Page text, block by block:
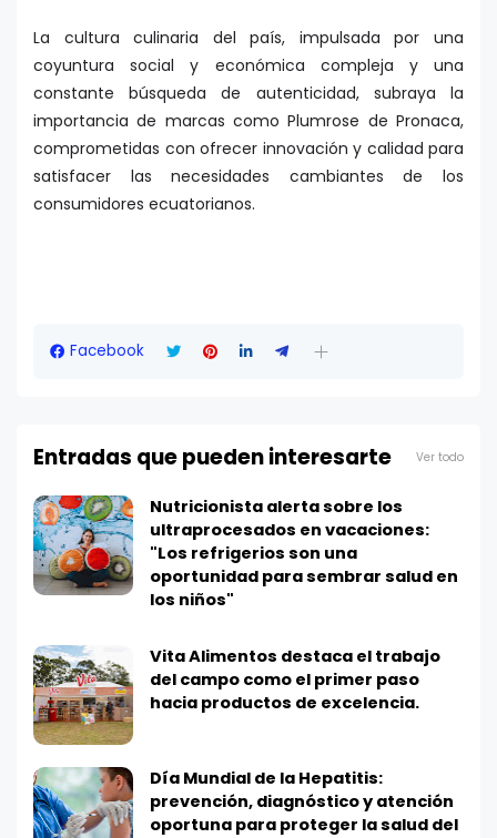
La cultura culinaria del país, impulsada por una
coyuntura social y económica compleja y una
constante búsqueda de autenticidad, subraya la
importancia de marcas como Plumrose de Pronaca,
comprometidas con ofrecer innovación y calidad para
satisfacer las necesidades cambiantes de los
consumidores ecuatorianos.
Facebook
Entradas que pueden interesarte Ver todo
Nutricionista alerta sobre los
ultraprocesados en vacaciones:
"Los refrigerios son una
oportunidad para sembrar salud en
los niños"
Vita Alimentos destaca el trabajo
del campo como el primer paso
hacia productos de excelencia.
Día Mundial de la Hepatitis:
prevención, diagnóstico y atención
oportuna para proteger la salud del